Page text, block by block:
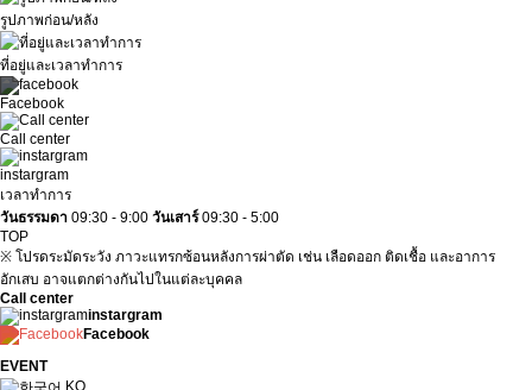
รูปภาพก่อน/หลัง
ที่อยู่และเวลาทำการ
Facebook
Call center
instargram
เวลาทำการ
วันธรรมดา 09:30 - 9:00 วันเสาร์ 09:30 - 5:00
TOP
※ โปรดระมัดระวัง ภาวะแทรกซ้อนหลังการผ่าตัด เช่น เลือดออก ติดเชื้อ และอาการ
อักเสบ อาจแตกต่างกันไปในแต่ละบุคคล
Call center
instargram
Facebook
EVENT